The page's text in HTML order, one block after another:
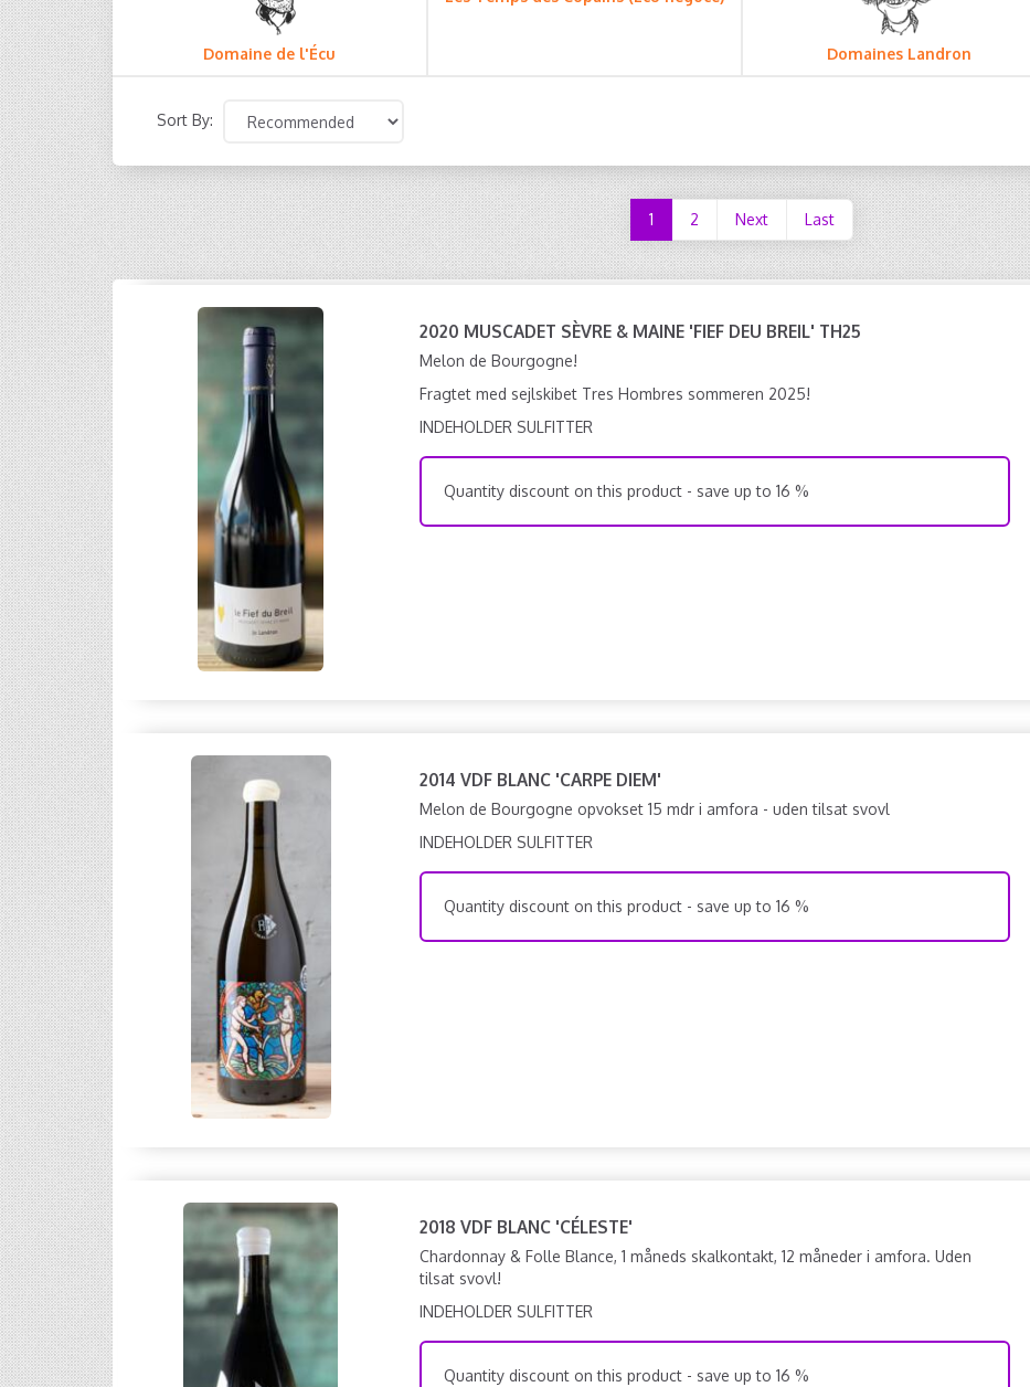
Domaine de l'Écu Domaines Landron
Sort By:
1 2 Next Last
2020 MUSCADET SÈVRE & MAINE 'FIEF DEU BREIL' TH25
Melon de Bourgogne!
Fragtet med sejlskibet Tres Hombres sommeren 2025!
INDEHOLDER SULFITTER
Quantity discount on this product - save up to 16 %
2014 VDF BLANC 'CARPE DIEM'
Melon de Bourgogne opvokset 15 mdr i amfora - uden tilsat svovl
INDEHOLDER SULFITTER
Quantity discount on this product - save up to 16 %
2018 VDF BLANC 'CÉLESTE'
Chardonnay & Folle Blance, 1 måneds skalkontakt, 12 måneder i amfora. Uden
tilsat svovl!
INDEHOLDER SULFITTER
Quantity discount on this product - save up to 16 %